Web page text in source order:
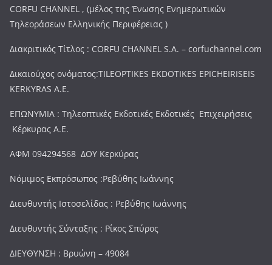
CORFU CHANNEL , (μέλος της Ένωσης Ενημερωτικών
Τηλεοράσεων Ελληνικής Περιφέρειας )
Διακριτικός Τίτλος : CORFU CHANNEL S.A. – corfuchannel.com
Δικαιούχος ονόματος:TILEOPTIKES EKDOTIKES EPICHEIRISEIS
KERKYRAS A.E.
ΕΠΩΝΥΜΙΑ : Τηλεοπτικές Εκδοτικές Εκδοτικές Επιχειρήσεις
Κέρκυρας Α.Ε.
ΑΦΜ 094294568 ΔΟΥ Κερκύρας
Νόμιμος Εκπρόσωπος :Ρεβύθης Ιωάννης
Διευθυντής Ιστοσελίδας : Ρεβύθης Ιωάννης
Διευθυντής Σύνταξης : Ρίκος Σπύρος
ΔΙΕΥΘΥΝΣΗ : Βρυώνη – 49084